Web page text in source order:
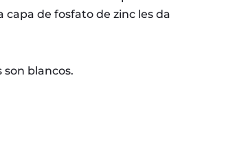
capa de fosfato de zinc les da
son blancos.